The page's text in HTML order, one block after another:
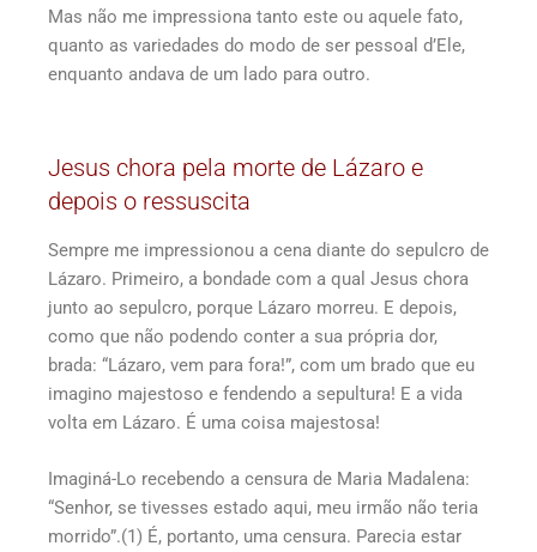
Mas não me impressiona tanto este ou aquele fato,
quanto as variedades do modo de ser pessoal d’Ele,
enquanto andava de um lado para outro.
Jesus chora pela morte de Lázaro e
depois o ressuscita
Sempre me impressionou a cena diante do sepulcro de
Lázaro. Primeiro, a bondade com a qual Jesus chora
junto ao sepulcro, porque Lázaro morreu. E depois,
como que não podendo conter a sua própria dor,
brada: “Lázaro, vem para fora!”, com um brado que eu
imagino majestoso e fendendo a sepultura! E a vida
volta em Lázaro. É uma coisa majestosa!
Imaginá-Lo recebendo a censura de Maria Madalena:
“Senhor, se tivesses estado aqui, meu irmão não teria
morrido”.(1) É, portanto, uma censura. Parecia estar